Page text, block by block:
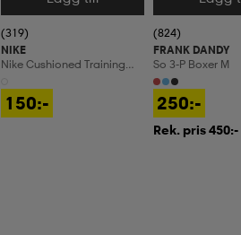
(319)
NIKE
Nike Cushioned Training
150:-
(824)
FRANK DANDY
So 3-P Boxer M
250:-
Rek. pris 450:-